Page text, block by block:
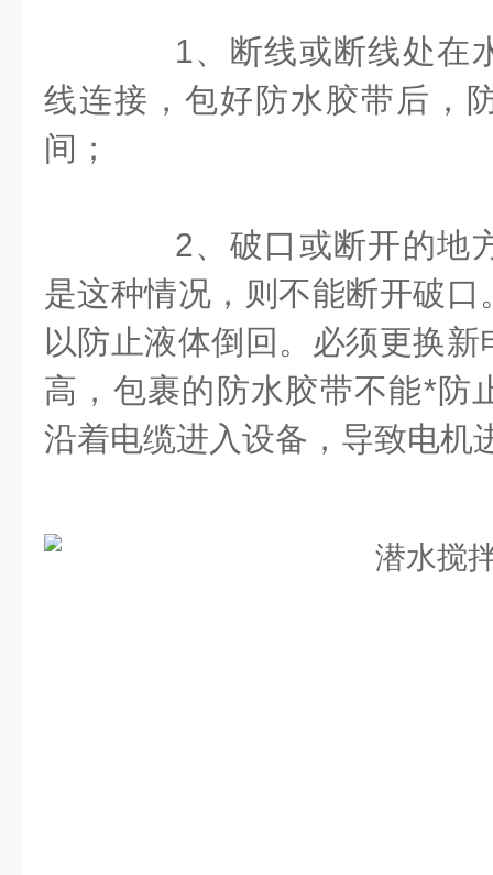
1、断线或断线处在
线连接，包好防水胶带后，
间；
2、破口或断开的地
是这种情况，则不能断开破
以防止液体倒回。必须更换
高，包裹的防水胶带不能*防
沿着电缆进入设备，导致电机